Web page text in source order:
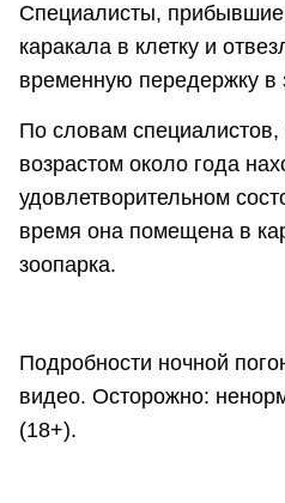
Специалисты,
каракала в клетку и
временную передержку в
По словам специалистов,
возрастом около года
удовлетворительном
время она помещена в
зоопарка.
Подробности ночной
видео. Осторожно:
(18+).